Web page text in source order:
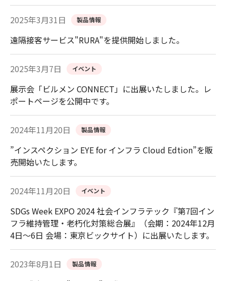
2025年3月31日 製品情報
遠隔接客サービス"RURA"を提供開始しました。
2025年3月7日 イベント
展示会「ビルメン CONNECT」に出展いたしました。レ
ポートページを公開中です。
2024年11月20日 製品情報
”インスペクション EYE for インフラ Cloud Edtion”を販
売開始いたします。
2024年11月20日 イベント
SDGs Week EXPO 2024 社会インフラテック『第7回イン
フラ維持管理・老朽化対策総合展』（会期：2024年12月
4日～6日 会場：東京ビックサイト）に出展いたします。
2023年8月1日 製品情報